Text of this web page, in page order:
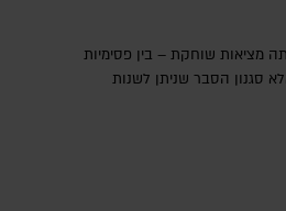
מציאות שוחקת – בין פסימיות
סגנון הסבר שניתן לשנות